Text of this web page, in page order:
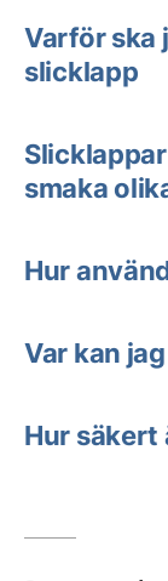
Varför ska
slicklapp
smaka
Hur
Var kan
Hur säkert